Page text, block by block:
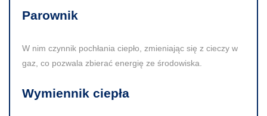
Parownik
W nim czynnik pochłania ciepło, zmieniając się z cieczy w
gaz, co pozwala zbierać energię ze środowiska.
Wymiennik ciepła